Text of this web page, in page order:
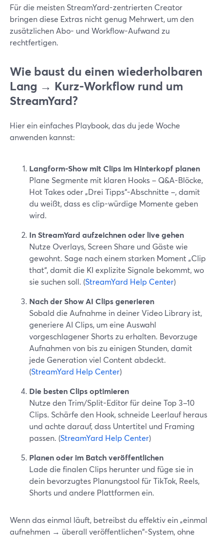
Für die meisten StreamYard-zentrierten Creator
bringen diese Extras nicht genug Mehrwert, um den
zusätzlichen Abo- und Workflow-Aufwand zu
rechtfertigen.
Wie baust du einen wiederholbaren
Lang → Kurz-Workflow rund um
StreamYard?
Hier ein einfaches Playbook, das du jede Woche
anwenden kannst:
Langform-Show mit Clips im Hinterkopf planen
Plane Segmente mit klaren Hooks – Q&A-Blöcke,
Hot Takes oder „Drei Tipps“-Abschnitte –, damit
du weißt, dass es clip-würdige Momente geben
wird.
In StreamYard aufzeichnen oder live gehen
Nutze Overlays, Screen Share und Gäste wie
gewohnt. Sage nach einem starken Moment „Clip
that“, damit die KI explizite Signale bekommt, wo
sie suchen soll. (StreamYard Help Center)
Nach der Show AI Clips generieren
Sobald die Aufnahme in deiner Video Library ist,
generiere AI Clips, um eine Auswahl
vorgeschlagener Shorts zu erhalten. Bevorzuge
Aufnahmen von bis zu einigen Stunden, damit
jede Generation viel Content abdeckt.
(StreamYard Help Center)
Die besten Clips optimieren
Nutze den Trim/Split-Editor für deine Top 3–10
Clips. Schärfe den Hook, schneide Leerlauf heraus
und achte darauf, dass Untertitel und Framing
passen. (StreamYard Help Center)
Planen oder im Batch veröffentlichen
Lade die finalen Clips herunter und füge sie in
dein bevorzugtes Planungstool für TikTok, Reels,
Shorts und andere Plattformen ein.
Wenn das einmal läuft, betreibst du effektiv ein „einmal
aufnehmen → überall veröffentlichen“-System, ohne